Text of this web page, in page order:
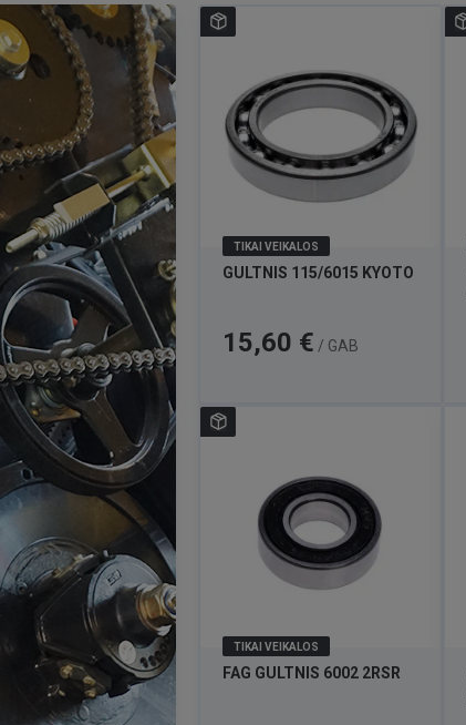
TIKAI VEIKALOS
GULTNIS 115/6015 KYOTO
Cena
15,60 € / GAB
TIKAI VEIKALOS
FAG GULTNIS 6002 2RSR